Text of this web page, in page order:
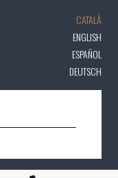
CATALÀ
ENGLISH
ESPAÑOL
DEUTSCH